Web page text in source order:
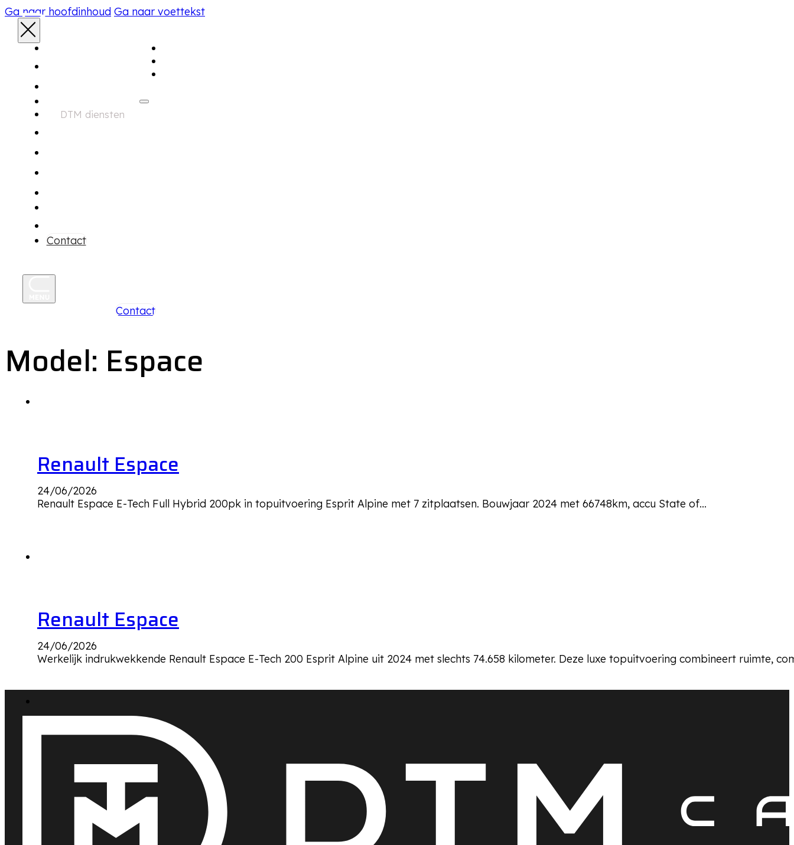
Ga naar hoofdinhoud Ga naar voettekst
DTM diensten
Contact
Contact
Model: Espace
Renault Espace
24/06/2026
Renault Espace E-Tech Full Hybrid 200pk in topuitvoering Esprit Alpine met 7 zitplaatsen. Bouwjaar 2024 met 66748km, accu State of…
Renault Espace
24/06/2026
Werkelijk indrukwekkende Renault Espace E-Tech 200 Esprit Alpine uit 2024 met slechts 74.658 kilometer. Deze luxe topuitvoering combineert ruimte,